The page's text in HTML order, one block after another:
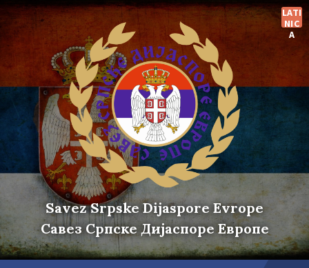
Skip
to
content
Skip
to
main
navigation
Skip
to
footer
LATI
NIC
A
Savez Srpske Dijaspore Evrope
Савез Српске Дијаспоре Европе